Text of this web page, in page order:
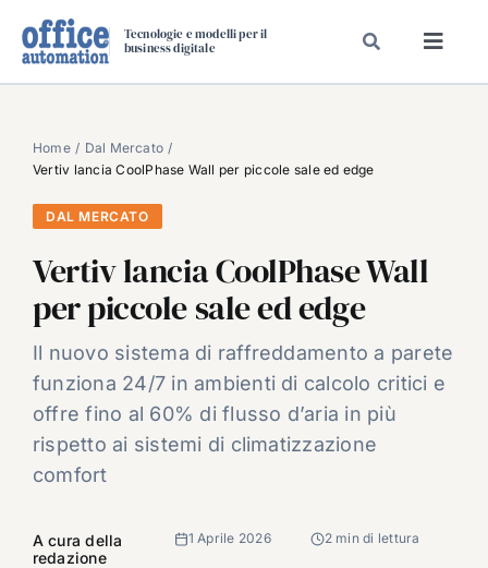
Tecnologie e modelli per il
business digitale
SPECIAL PAPER
TAVOLE ROTONDE DI REDAZIONE
DAL MERCATO
CARRIERE
VIDEO
EVENTI
CHI SIAMO
Home
Dal Mercato
Vertiv lancia CoolPhase Wall per piccole sale ed edge
DAL MERCATO
Vertiv lancia CoolPhase Wall
per piccole sale ed edge
Il nuovo sistema di raffreddamento a parete
funziona 24/7 in ambienti di calcolo critici e
offre fino al 60% di flusso d’aria in più
rispetto ai sistemi di climatizzazione
comfort
A cura della
redazione
1 Aprile 2026 2 min di lettura